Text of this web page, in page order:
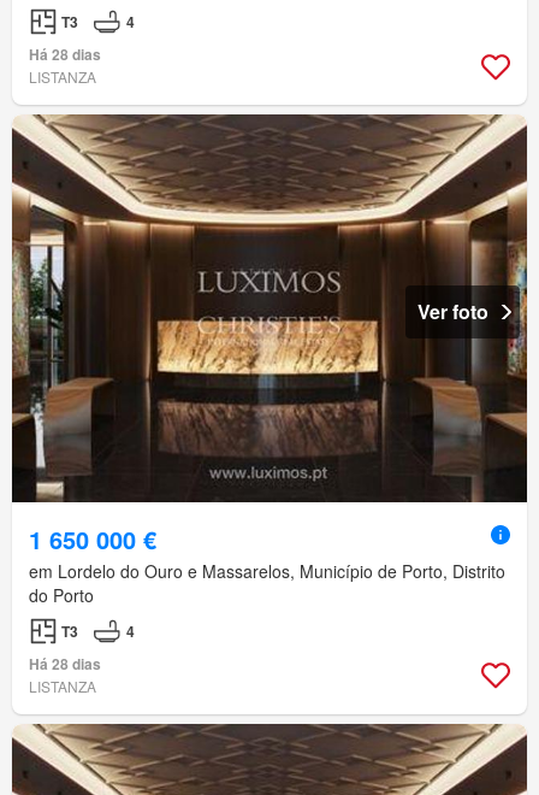
T3
4
Há 28 dias
LISTANZA
Ver foto
1 650 000 €
em Lordelo do Ouro e Massarelos, Município de Porto, Distrito
do Porto
T3
4
Há 28 dias
LISTANZA